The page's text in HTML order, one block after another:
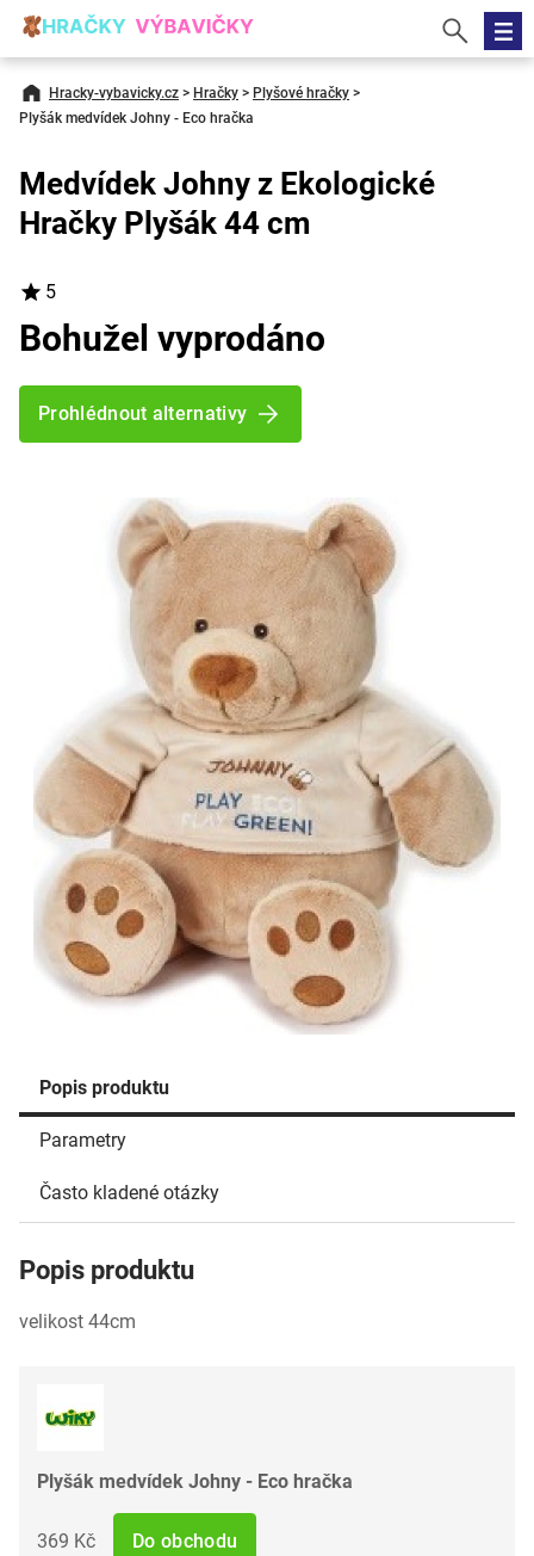
Hracky-vybavicky.cz > Hračky > Plyšové hračky >
Plyšák medvídek Johny - Eco hračka
Popis produktu
Parametry
Často kladené otázky
Popis produktu
velikost 44cm
Plyšák medvídek Johny - Eco hračka
369 Kč Do obchodu
Medvídek Johny z Ekologické
Hračky Plyšák 44 cm
5
Bohužel vyprodáno
Prohlédnout alternativy